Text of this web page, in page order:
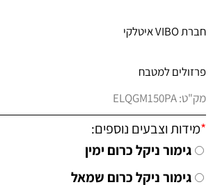
חברת VIBO איטלקי
פרזולים למטבח
מק"ט:ELQGM150PA
*מידות וצבעים נוספים:
גימור ניקל כרום ימין
גימור ניקל כרום שמאל